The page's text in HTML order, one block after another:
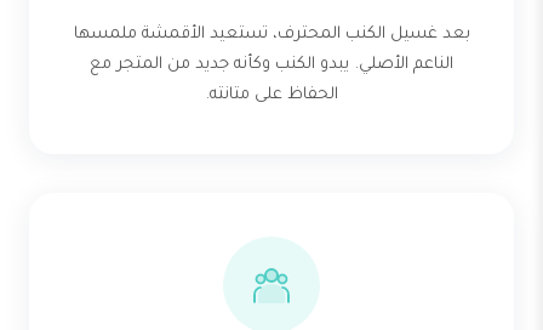
بعد غسيل الكنب المحترف، تستعيد الأقمشة ملمسها
الناعم الأصلي. يبدو الكنب وكأنه جديد من المتجر مع
الحفاظ على متانته.